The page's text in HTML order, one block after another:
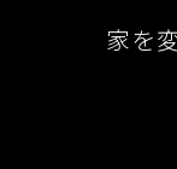
家を